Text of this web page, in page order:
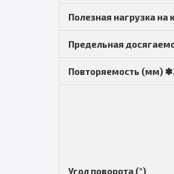
Полезная нагрузка на
Предельная
Повторяемость (мм)
Угол поворота (°)